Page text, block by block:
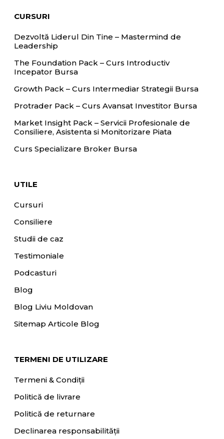
CURSURI
Dezvoltă Liderul Din Tine – Mastermind de
Leadership
The Foundation Pack – Curs Introductiv
Incepator Bursa
Growth Pack – Curs Intermediar Strategii Bursa
Protrader Pack – Curs Avansat Investitor Bursa
Market Insight Pack – Servicii Profesionale de
Consiliere, Asistenta si Monitorizare Piata
Curs Specializare Broker Bursa
UTILE
Cursuri
Consiliere
Studii de caz
Testimoniale
Podcasturi
Blog
Blog Liviu Moldovan
Sitemap Articole Blog
TERMENI DE UTILIZARE
Termeni & Condiții
Politică de livrare
Politică de returnare
Declinarea responsabilității